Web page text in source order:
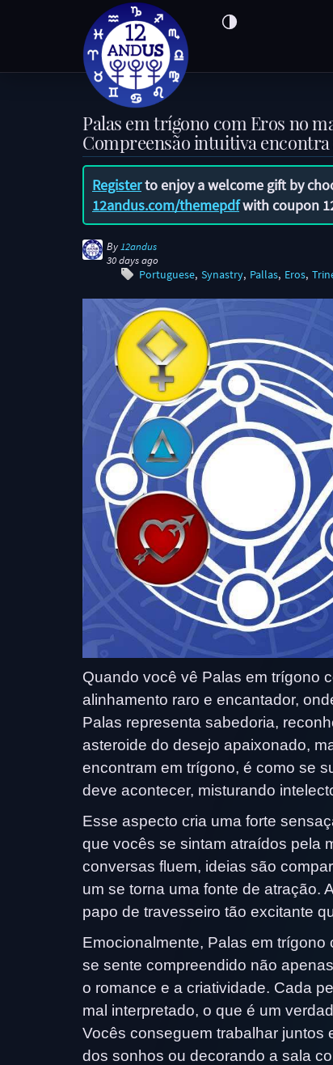
Palas em trígono com Eros no
Compreensão intuitiva
Registerto enjoy a welcome gift by
12andus.com/themepdfwith coupon
By 12andus
30 days ago
Portuguese Synastry Pallas Eros
Quando você vê Palas em trígono
alinhamento raro e encantador,
Palas representa sabedoria,
asteroide do desejo apaixonado,
encontram em trígono, é como se
deve acontecer, misturando
Esse aspecto cria uma forte
que vocês se sintam atraídos pela
conversas fluem, ideias são
um se torna uma fonte de atração.
papo de travesseiro tão excitante
Emocionalmente, Palas em
se sente compreendido não
o romance e a criatividade. Cada
mal interpretado, o que é um
Vocês conseguem trabalhar juntos
dos sonhos ou decorando a sala